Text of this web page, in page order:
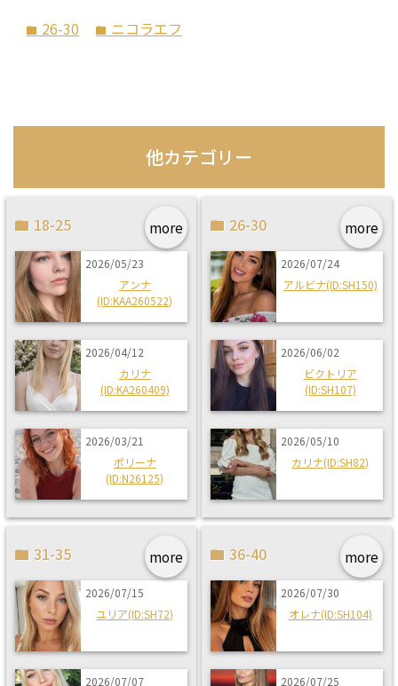
folder 26-30 folder ニコラエフ
他カテゴリー
more
18-25
2026/05/23
アンナ
(ID:KAA260522)
2026/04/12
カリナ
(ID:KA260409)
2026/03/21
ポリーナ
(ID:N26125)
more
26-30
2026/07/24
アルビナ(ID:SH150)
2026/06/02
ビクトリア
(ID:SH107)
2026/05/10
カリナ(ID:SH82)
more
31-35
2026/07/15
ユリア(ID:SH72)
2026/07/07
more
36-40
2026/07/30
オレナ(ID:SH104)
2026/07/25